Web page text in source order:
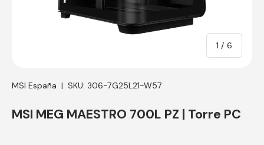
1 / of
6
MSI España | SKU: 306-7G25L21-W57
MSI MEG MAESTRO 700L PZ | Torre PC